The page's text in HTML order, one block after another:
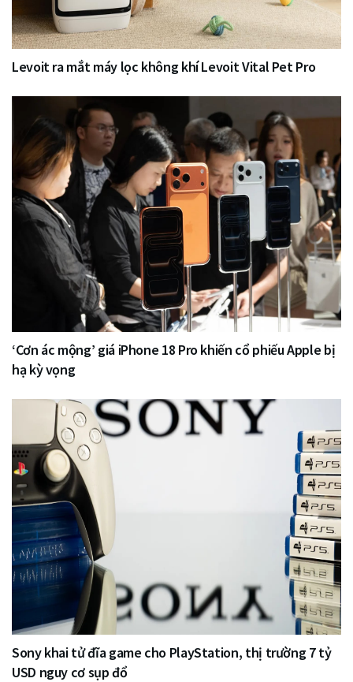
Levoit ra mắt máy lọc không khí Levoit Vital Pet Pro
‘Cơn ác mộng’ giá iPhone 18 Pro khiến cổ phiếu Apple bị
hạ kỳ vọng
Sony khai tử đĩa game cho PlayStation, thị trường 7 tỷ
USD nguy cơ sụp đổ